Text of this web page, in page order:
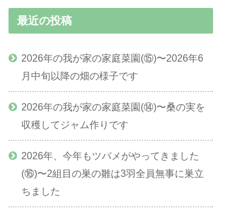
最近の投稿
2026年の我が家の家庭菜園(⑮)〜2026年6
月中旬以降の畑の様子です
2026年の我が家の家庭菜園(⑭)〜桑の実を
収穫してジャム作りです
2026年、今年もツバメがやってきました
(⑯)〜2組目の巣の雛は3羽全員無事に巣立
ちました